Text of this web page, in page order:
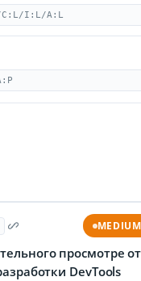
C:L/I:L/A:L
MEDIUM
просмотре
DevTools